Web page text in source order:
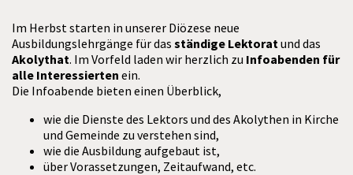
Im Herbst starten in unserer Diözese neue
Ausbildungslehrgänge für das ständige Lektoratund das
Akolythat. Im Vorfeld laden wir herzlich zu Infoabenden für
alle Interessierten ein.
Die Infoabende bieten einen Überblick,
wie die Dienste des Lektors und des Akolythen in Kirche
und Gemeinde zu verstehen sind,
wie die Ausbildung aufgebaut ist,
über Vorassetzungen, Zeitaufwand, etc.